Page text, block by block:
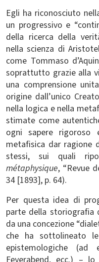
Egli ha riconosciuto
un progressivo e
della ricerca della
nella scienza di
come Tommaso
soprattutto grazie alla
una comprensione
origine dall’unico
nella logica e nella
stimate come
ogni sapere rigoroso
metafisica dar ragione
stessi, sui quali
métaphysique, “Revue
34 [1893], p. 64).
Per questa idea di
parte della storiografia
da una concezione
che ha sottolineato
epistemologiche (ad